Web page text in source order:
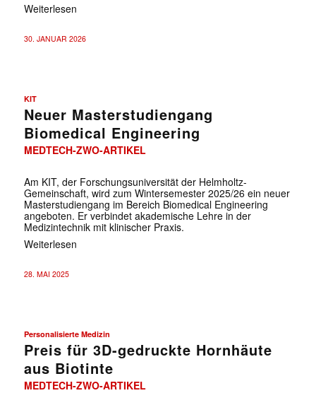
Weiterlesen
30. JANUAR 2026
KIT
Neuer Masterstudiengang
Biomedical Engineering
MEDTECH-ZWO-ARTIKEL
Am KIT, der Forschungsuniversität der Helmholtz-
Gemeinschaft, wird zum Wintersemester 2025/26 ein neuer
Masterstudiengang im Bereich Biomedical Engineering
angeboten. Er verbindet akademische Lehre in der
Medizintechnik mit klinischer Praxis.
Weiterlesen
28. MAI 2025
Personalisierte Medizin
Preis für 3D-gedruckte Hornhäute
aus Biotinte
MEDTECH-ZWO-ARTIKEL